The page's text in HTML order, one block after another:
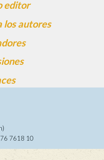
editor
los autores
7618 10